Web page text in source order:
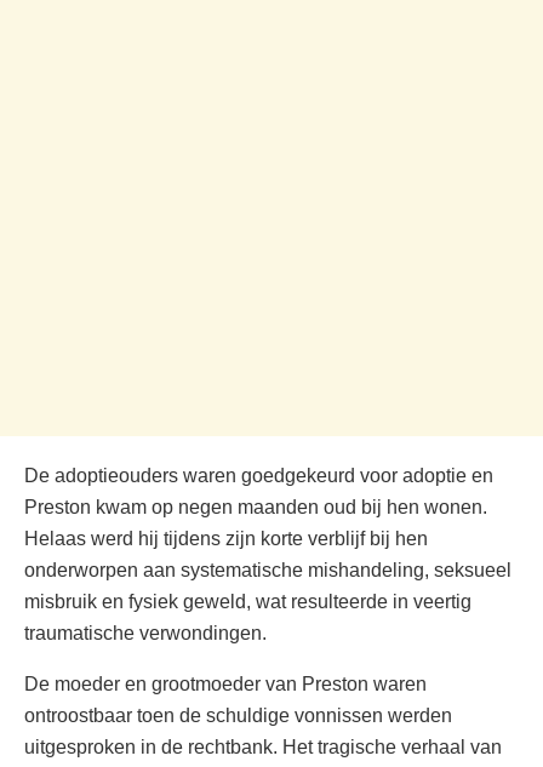
De adoptieouders waren goedgekeurd voor adoptie en
Preston kwam op negen maanden oud bij hen wonen.
Helaas werd hij tijdens zijn korte verblijf bij hen
onderworpen aan systematische mishandeling, seksueel
misbruik en fysiek geweld, wat resulteerde in veertig
traumatische verwondingen.
De moeder en grootmoeder van Preston waren
ontroostbaar toen de schuldige vonnissen werden
uitgesproken in de rechtbank. Het tragische verhaal van